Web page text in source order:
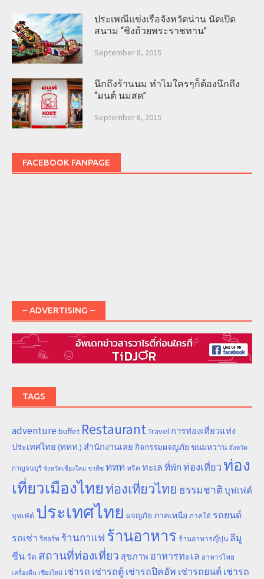
ประเพณีแข่งเรือจังหวัดน่าน นัดเปิด
สนาม “ชิงถ้วยพระราชทาน”
September 8, 2015
นึกถึงร้านนม ทำไมใครๆก็ต้องนึกถึง
“มนต์ นมสด”
September 8, 2015
FACEBOOK FANPAGE
– ADVERTISING –
TAGS
adventure buffet RestaurantTravel การท่องเที่ยวแห่ง
ประเทศไทย (ททท.) สำนักงานเลย กิจกรรมผจญภัย ขนมหวาน จังหวัด
กาญจนบุรี จังหวัดเชียงใหม่ ชาพีช ททท ทริค ทะเล ที่พัก ท่องเที่ยวท่อง
เที่ยวเมืองไทยท่องเที่ยวไทย ธรรมชาติ บุฟเฟต์
บุฟเฟ่ต์ ประเทศไทย ผจญภัย ภาคเหนือ ภาคใต้ รถยนต์
รถเช่า รีสอร์ท ร้านกาแฟ ร้านอาหาร ร้านอาหารญี่ปุ่น ลีมู
ซีน วัด สถานที่ท่องเที่ยว สุขภาพ อาหารทะเล อาหารไทย
เครื่องดื่ม เชียงใหม่ เช่ารถ เช่ารถตู้ เช่ารถปิคอัพ เช่ารถยนต์ เช่ารถ